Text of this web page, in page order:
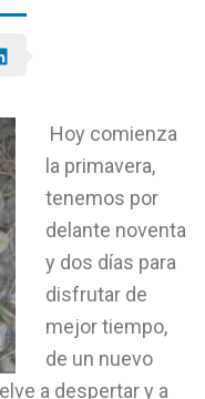
Hoy comienza
la primavera,
tenemos por
delante noventa
y dos días para
disfrutar de
mejor tiempo,
de un nuevo
a despertar y a